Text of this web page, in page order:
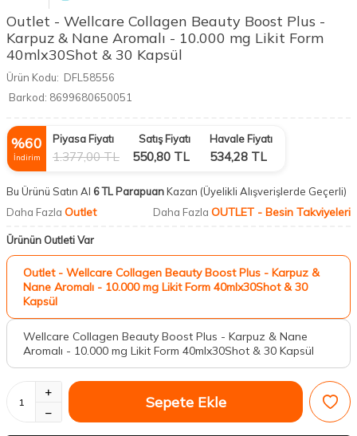
Outlet - Wellcare Collagen Beauty Boost Plus -
Karpuz & Nane Aromalı - 10.000 mg Likit Form
40mlx30Shot & 30 Kapsül
Ürün Kodu: DFL58556
Barkod: 8699680650051
%60
İndirim
Piyasa Fiyatı
1.377,00TL
Satış Fiyatı
550,80 TL
Havale Fiyatı
534,28 TL
Bu Ürünü Satın Al 6 TL ParapuanKazan (Üyelikli Alışverişlerde Geçerli)
Daha Fazla Outlet Daha Fazla OUTLET - Besin Takviyeleri
Ürünün Outleti Var
Outlet - Wellcare Collagen Beauty Boost Plus - Karpuz &
Nane Aromalı - 10.000 mg Likit Form 40mlx30Shot & 30
Kapsül
Wellcare Collagen Beauty Boost Plus - Karpuz & Nane
Aromalı - 10.000 mg Likit Form 40mlx30Shot & 30 Kapsül
Sepete Ekle